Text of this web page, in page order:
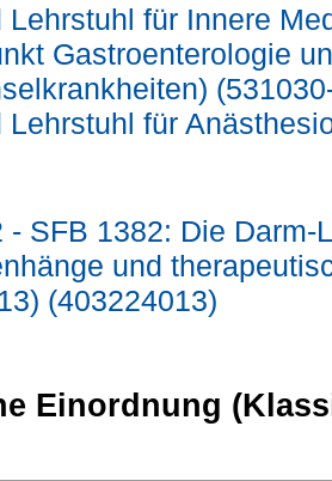
Lehrstuhl für Innere
Gastroenterologie
Lehrstuhl für
- SFB 1382: Die
und
(403224013)
Einordnung